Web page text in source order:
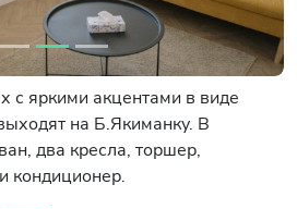
с яркими акцентами в виде
на Б.Якиманку. В
два кресла, торшер,
кондиционер.